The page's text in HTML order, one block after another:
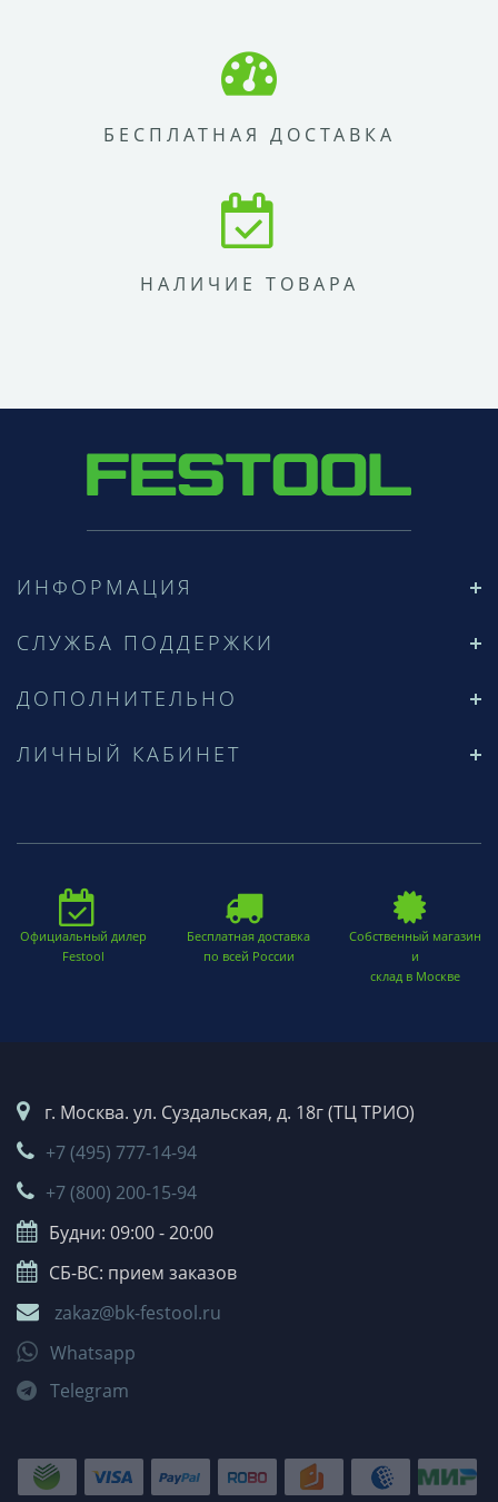
БЕСПЛАТНАЯ ДОСТАВКА
НАЛИЧИЕ ТОВАРА
ИНФОРМАЦИЯ
СЛУЖБА ПОДДЕРЖКИ
ДОПОЛНИТЕЛЬНО
ЛИЧНЫЙ КАБИНЕТ
Официальный дилер
Festool
Бесплатная доставка
по всей России
Собственный магазин
и
склад в Москве
г. Москва. ул. Суздальская, д. 18г (ТЦ ТРИО)
+7 (495) 777-14-94
+7 (800) 200-15-94
Будни: 09:00 - 20:00
СБ-ВС: прием заказов
zakaz@bk-festool.ru
Whatsapp
Telegram